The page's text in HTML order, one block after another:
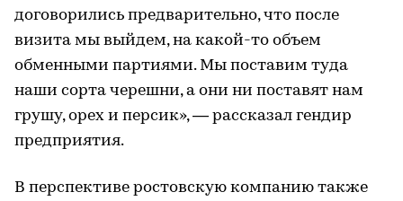
договорились предварительно, что после
визита мы выйдем, на какой-то объем
обменными партиями. Мы поставим туда
наши сорта черешни, а они ни поставят нам
грушу, орех и персик», — рассказал гендир
предприятия.
В перспективе ростовскую компанию также